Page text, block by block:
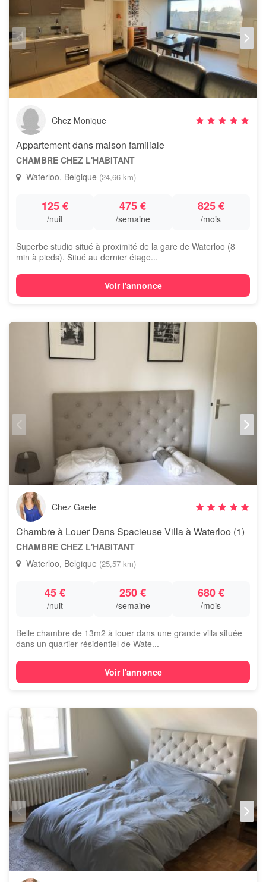
Chez Monique
Appartement dans maison familiale
CHAMBRE CHEZ L'HABITANT
Waterloo, Belgique (24,66 km)
125 €
/nuit
475 €
/semaine
825 €
/mois
Superbe studio situé à proximité de la gare de Waterloo (8
min à pieds). Situé au dernier étage...
Voir l'annonce
Chez Gaele
Chambre à Louer Dans Spacieuse Villa à Waterloo (1)
CHAMBRE CHEZ L'HABITANT
Waterloo, Belgique (25,57 km)
45 €
/nuit
250 €
/semaine
680 €
/mois
Belle chambre de 13m2 à louer dans une grande villa située
dans un quartier résidentiel de Wate...
Voir l'annonce